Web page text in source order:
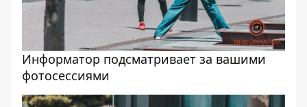
Информатор подсматривает за вашими
фотосессиями